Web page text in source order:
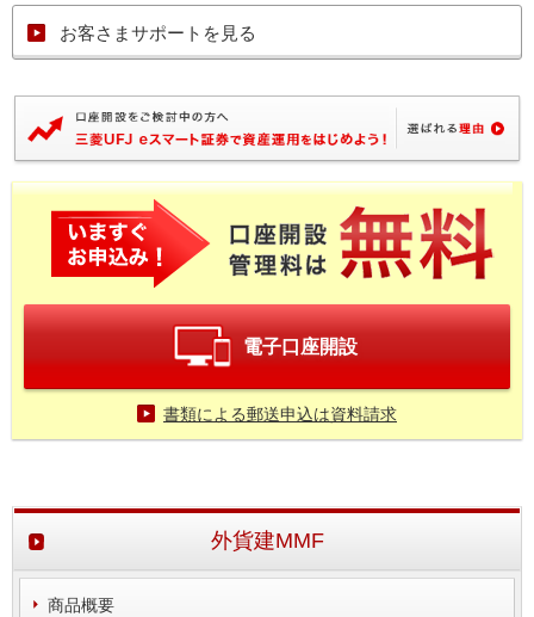
お客さまサポートを見る
電子口座開設
書類による郵送申込は資料請求
外貨建MMF
商品概要